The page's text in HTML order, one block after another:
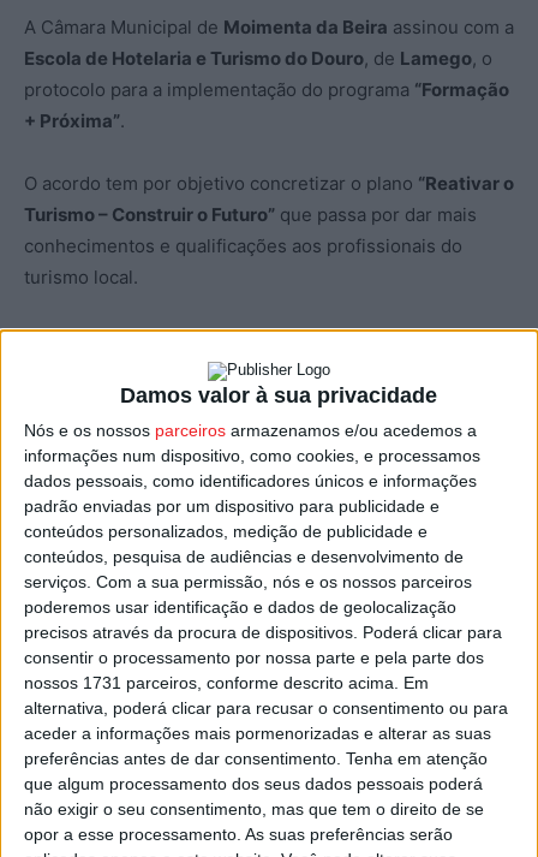
Damos valor à sua privacidade
Nós e os nossos parceiros armazenamos e/ou acedemos a
informações num dispositivo, como cookies, e processamos
dados pessoais, como identificadores únicos e informações
padrão enviadas por um dispositivo para publicidade e
conteúdos personalizados, medição de publicidade e
conteúdos, pesquisa de audiências e desenvolvimento de
serviços. Com a sua permissão, nós e os nossos parceiros
poderemos usar identificação e dados de geolocalização
precisos através da procura de dispositivos. Poderá clicar para
consentir o processamento por nossa parte e pela parte dos
nossos 1731 parceiros, conforme descrito acima. Em
alternativa, poderá clicar para recusar o consentimento ou para
aceder a informações mais pormenorizadas e alterar as suas
preferências antes de dar consentimento. Tenha em atenção
que algum processamento dos seus dados pessoais poderá
não exigir o seu consentimento, mas que tem o direito de se
opor a esse processamento. As suas preferências serão
A Câmara Municipal de Moimenta da Beira assinou com a
Escola de Hotelaria e Turismo do Douro, de Lamego, o
protocolo para a implementação do programa “Formação
+ Próxima”.
O acordo tem por objetivo concretizar o plano “Reativar o
Turismo – Construir o Futuro” que passa por dar mais
conhecimentos e qualificações aos profissionais do
turismo local.
O protocolo do programa “Formação + próxima” envolve
diversos municípios em Portugal e 12 escolas de
Lembra a autarquia de Moimenta da Beira, que este
acordo com a Escola de Hotelaria e Turismo do Douro –
Lamego, vai permitir concretizar o objetivo do programa,
que será uma mais valia para o tecido empresarial da
região, contribuindo para “ revigorar as competências de
gestão das empresas” e “elevar a qualificação dos
profissionais do setor e promover a captação e atração
de talento, qualificando pessoas de outros setores, ou
desempregados que queiram ingressar no setor do
turismo”.
Esta formação em turismo é financiada pelo Plano de
Recuperação e Resiliência – PRR, com a Escola de